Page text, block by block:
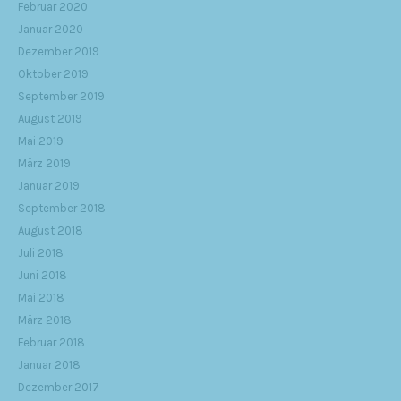
Februar 2020
Januar 2020
Dezember 2019
Oktober 2019
September 2019
August 2019
Mai 2019
März 2019
Januar 2019
September 2018
August 2018
Juli 2018
Juni 2018
Mai 2018
März 2018
Februar 2018
Januar 2018
Dezember 2017